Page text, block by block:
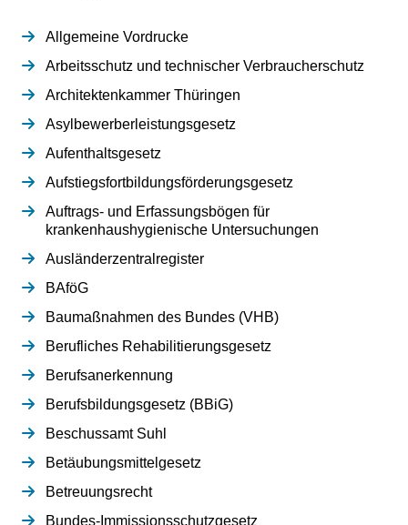
Allgemeine Vordrucke
Arbeitsschutz und technischer Verbraucherschutz
Architektenkammer Thüringen
Asylbewerberleistungsgesetz
Aufenthaltsgesetz
Aufstiegsfortbildungsförderungsgesetz
Auftrags- und Erfassungsbögen für
krankenhaushygienische Untersuchungen
Ausländerzentralregister
BAföG
Baumaßnahmen des Bundes (VHB)
Berufliches Rehabilitierungsgesetz
Berufsanerkennung
Berufsbildungsgesetz (BBiG)
Beschussamt Suhl
Betäubungsmittelgesetz
Betreuungsrecht
Bundes-Immissionsschutzgesetz